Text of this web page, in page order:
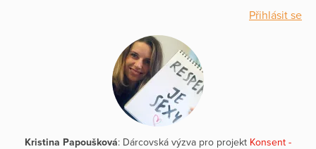
Přihlásit se
Kristina Papoušková: Dárcovská výzva pro projekt Konsent -